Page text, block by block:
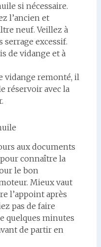
si nécessaire.
l’ancien et
neuf. Veillez à
serrage excessif.
de vidange et à
vidange remonté, il
réservoir avec la
aux documents
connaître la
le bon
Mieux vaut
l’appoint après
pas de faire
quelques minutes
de partir en